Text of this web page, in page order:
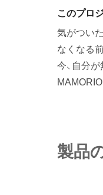
このプロ
気がつい
なくなる前
今、自分が
製品